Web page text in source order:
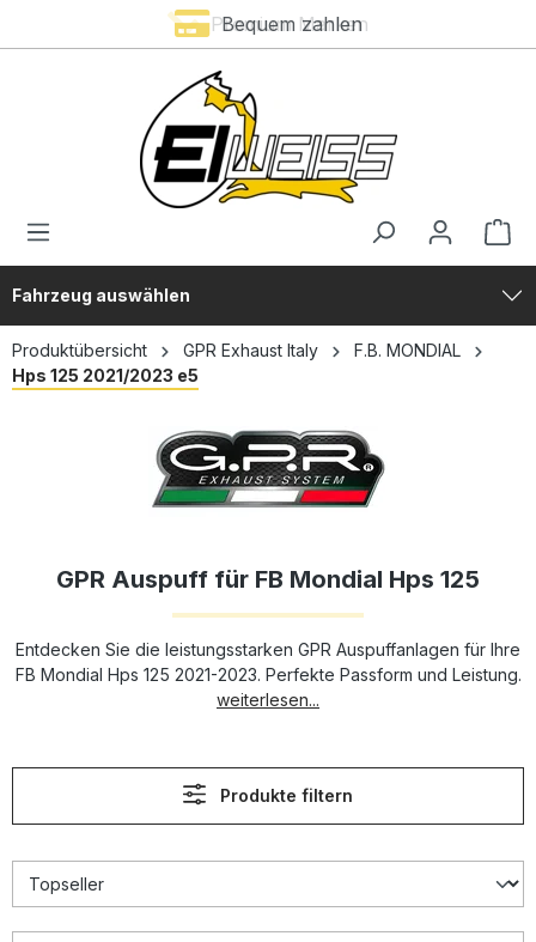
Premium Marken
Bequem zahlen
Fahrzeug auswählen
Produktübersicht GPR Exhaust Italy
F.B. MONDIAL
Hps 125 2021/2023 e5
GPR Auspuff für FB Mondial Hps 125
Entdecken Sie die leistungsstarken GPR Auspuffanlagen für Ihre
FB Mondial Hps 125 2021-2023. Perfekte Passform und Leistung.
weiterlesen...
Produkte filtern